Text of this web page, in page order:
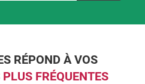
RÉPOND À VOS
FRÉQUENTES